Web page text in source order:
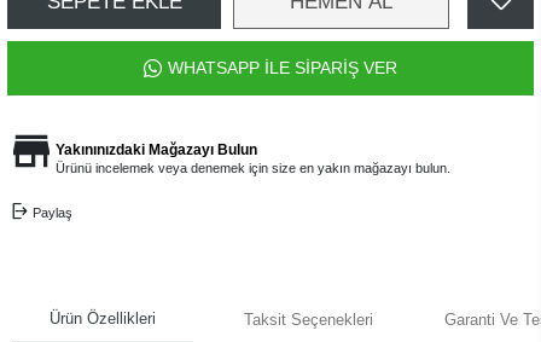
WHATSAPP İLE SİPARİŞ VER
Yakınınızdaki Mağazayı Bulun
Ürünü incelemek veya denemek için size en yakın mağazayı bulun.
Paylaş
Ürün Özellikleri Taksit Seçenekleri Garanti Ve